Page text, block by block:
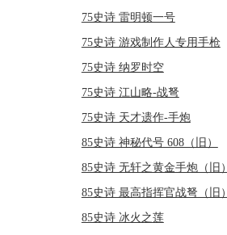
75史诗 雷明顿一号
75史诗 游戏制作人专用手枪
75史诗 纳罗时空
75史诗 江山略-战弩
75史诗 天才遗作-手炮
85史诗 神秘代号 608（旧）
85史诗 无轩之黄金手炮（旧）
85史诗 最高指挥官战弩（旧）
85史诗 冰火之莲